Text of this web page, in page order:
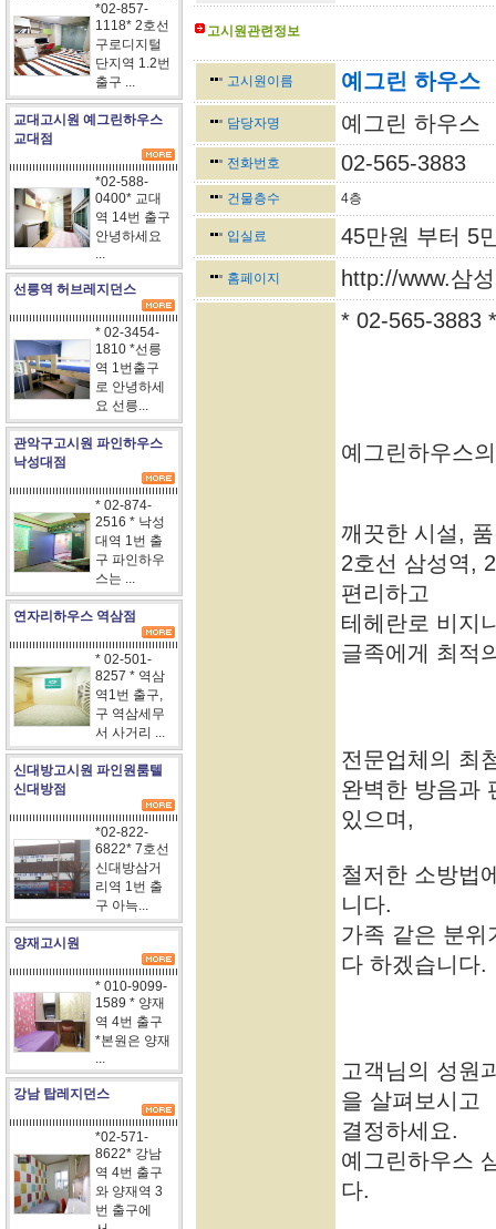
*02-857-
1118* 2호선
구로디지털
단지역 1.2번
출구 ...
교대고시원 예그린하우스
교대점
*02-588-
0400* 교대
역 14번 출구
안녕하세요
...
선릉역 허브레지던스
* 02-3454-
1810 *선릉
역 1번출구
로 안녕하세
요 선릉...
관악구고시원 파인하우스
낙성대점
* 02-874-
2516 * 낙성
대역 1번 출
구 파인하우
스는 ...
연자리하우스 역삼점
* 02-501-
8257 * 역삼
역1번 출구,
구 역삼세무
서 사거리 ...
신대방고시원 파인원룸텔
신대방점
*02-822-
6822* 7호선
신대방삼거
리역 1번 출
구 아늑...
양재고시원
* 010-9099-
1589 * 양재
역 4번 출구
*본원은 양재
...
강남 탑레지던스
*02-571-
8622* 강남
역 4번 출구
와 양재역 3
번 출구에
고시원관련정보
고시원이름
예그린 하우스
담당자명 예그린 하우스
전화번호 02-565-3883
건물층수 4층
입실료 45만원 부터 5
홈페이지
http://www.삼
* 02-565-3883
예그린하우스의
깨끗한 시설,
2호선 삼성역,
편리하고
테헤란로 비지
글족에게 최적
전문업체의 최
완벽한 방음과
있으며,
철저한 소방법
니다.
가족 같은 분위
다 하겠습니다.
고객님의 성원
을 살펴보시고
결정하세요.
예그린하우스
다.